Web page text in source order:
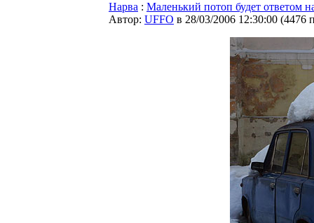
Нарва : Маленький потоп будет ответом
Автор: UFFO в 28/03/2006 12:30:00 (4476